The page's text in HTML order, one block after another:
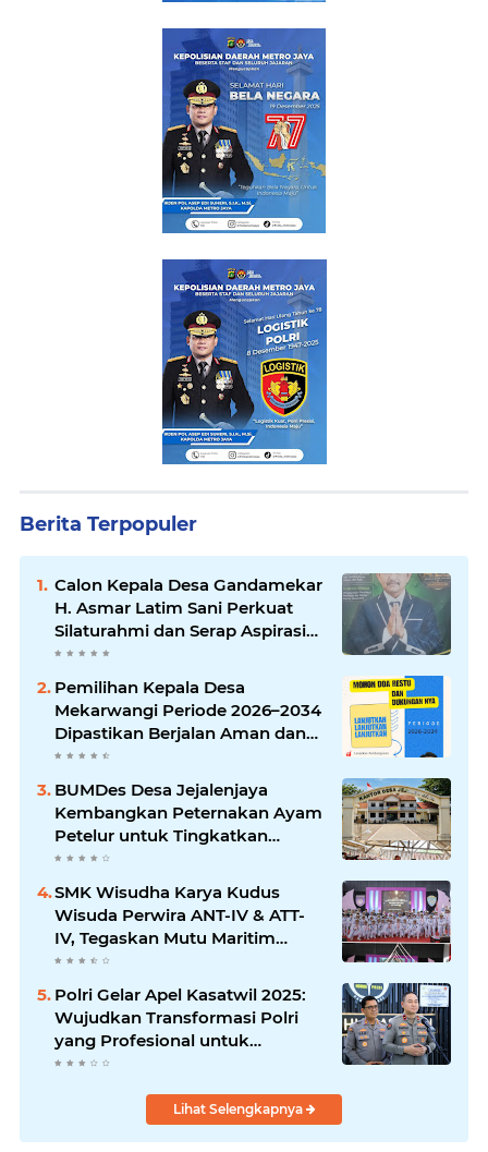
Berita Terpopuler
Calon Kepala Desa Gandamekar
H. Asmar Latim Sani Perkuat
Silaturahmi dan Serap Aspirasi
Warga Demi Kemajuan Desa
Pemilihan Kepala Desa
Mekarwangi Periode 2026–2034
Dipastikan Berjalan Aman dan
Kondusif, H. Subur Rusnadi Siap
Lanjutkan Pengabdian
BUMDes Desa Jejalenjaya
Kembangkan Peternakan Ayam
Petelur untuk Tingkatkan
Ketahanan Pangan Warga
SMK Wisudha Karya Kudus
Wisuda Perwira ANT-IV & ATT-
IV, Tegaskan Mutu Maritim
Internasional
Polri Gelar Apel Kasatwil 2025:
Wujudkan Transformasi Polri
yang Profesional untuk
Masyarakat
Lihat Selengkapnya